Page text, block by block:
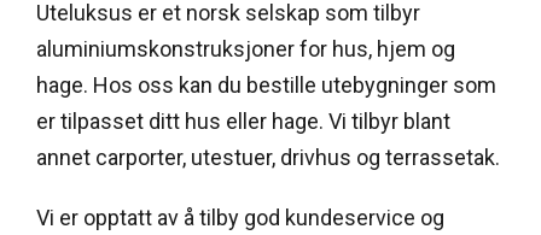
Uteluksus er et norsk selskap som tilbyr
aluminiumskonstruksjoner for hus, hjem og
hage. Hos oss kan du bestille utebygninger som
er tilpasset ditt hus eller hage. Vi tilbyr blant
annet carporter, utestuer, drivhus og terrassetak.
Vi er opptatt av å tilby god kundeservice og